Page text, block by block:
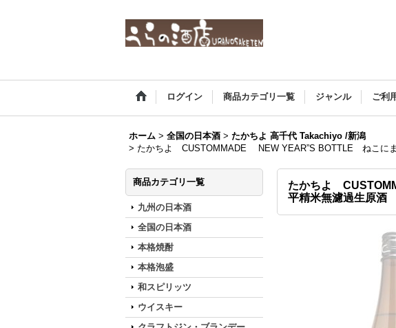
ログイン 商品カテゴリ一覧 ジャンル ご利
ホーム > 全国の日本酒 > たかちよ 高千代 Takachiyo /新潟
> たかちよ CUSTOMMADE NEW YEAR”S BOTTLE ねこに
商品カテゴリ一覧
九州の日本酒
全国の日本酒
本格焼酎
本格泡盛
和スピリッツ
ウイスキー
たかちよ
平精米無濾過生原酒